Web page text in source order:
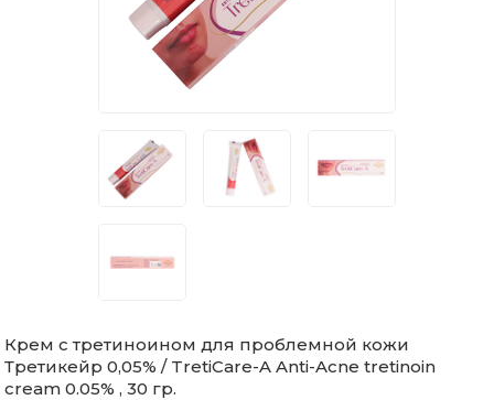
Крем с третиноином для проблемной кожи
Третикейр 0,05% / TretiCare-A Anti-Acne tretinoin
cream 0.05% , 30 гр.